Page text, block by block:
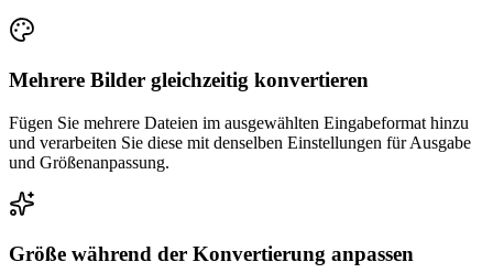
Mehrere Bilder gleichzeitig konvertieren
Fügen Sie mehrere Dateien im ausgewählten Eingabeformat hinzu
und verarbeiten Sie diese mit denselben Einstellungen für Ausgabe
und Größenanpassung.
Größe während der Konvertierung anpassen